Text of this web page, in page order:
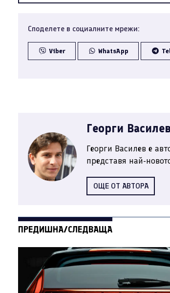
Споделете в социалните мрежи:
Viber WhatsApp
Георги
Георги Василев е
представя най-
ОЩЕ ОТ АВТОРА
ПРЕДИШНА/СЛЕДВАЩА